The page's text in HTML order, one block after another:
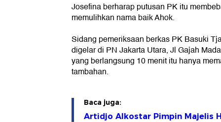
Josefina berharap putusan PK itu
memulihkan nama baik Ahok.
Sidang pemeriksaan berkas PK Basuki
digelar di PN Jakarta Utara, Jl Gajah
yang berlangsung 10 menit itu hanya
tambahan.
Baca juga:
Artidjo Alkostar Pimpin Majelis